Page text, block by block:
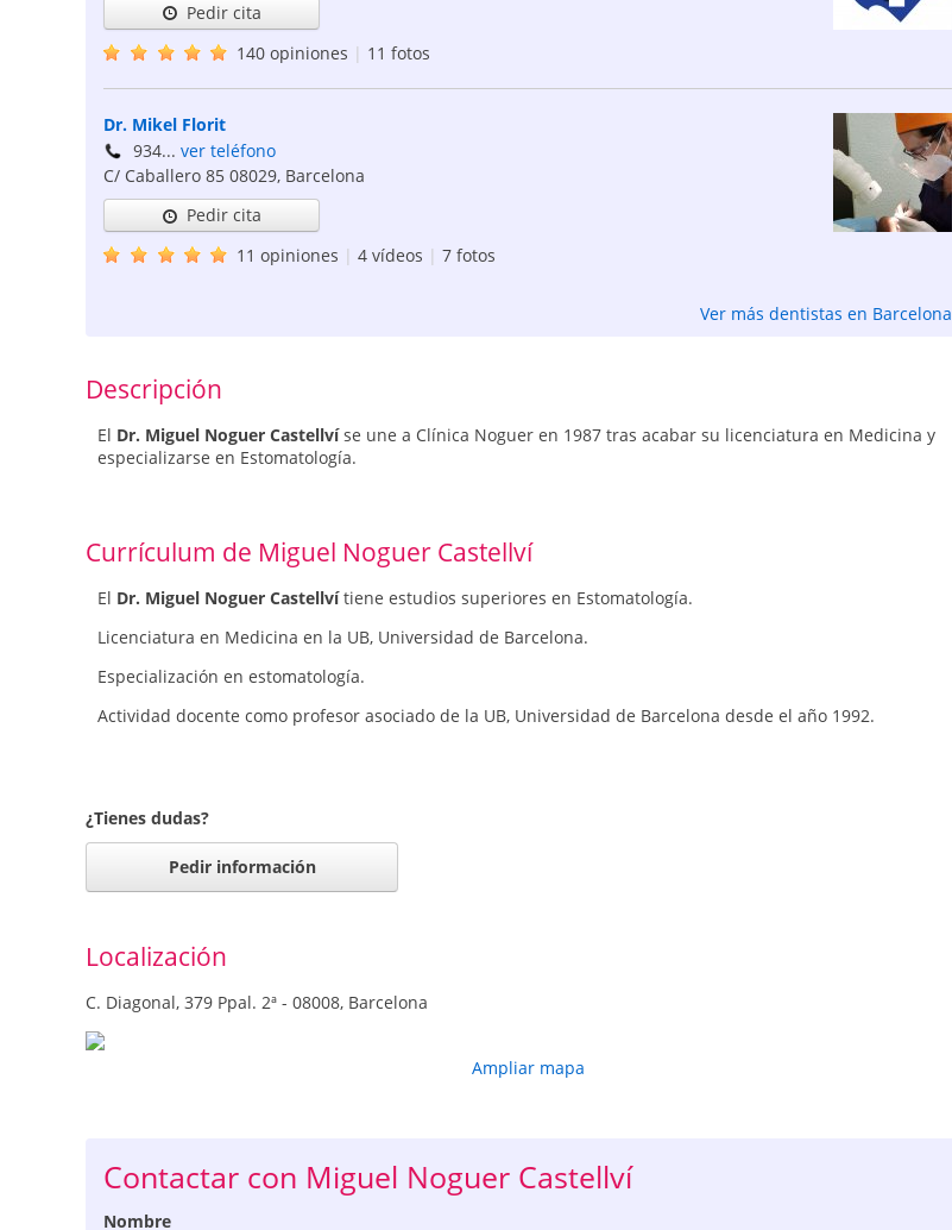
Pedir cita
140 opiniones | 11 fotos
Dr. Mikel Florit
934... ver teléfono
C/ Caballero 85 08029, Barcelona
Pedir cita
11 opiniones | 4 vídeos | 7 fotos
Ver más dentistas en Barcelona
Descripción
El Dr. Miguel Noguer Castellvíse une a Clínica Noguer en 1987 tras acabar su licenciatura en Medicina y
especializarse en Estomatología.
Currículum de Miguel Noguer Castellví
El Dr. Miguel Noguer Castellvítiene estudios superiores en Estomatología.
Licenciatura en Medicina en la UB, Universidad de Barcelona.
Especialización en estomatología.
Actividad docente como profesor asociado de la UB, Universidad de Barcelona desde el año 1992.
¿Tienes dudas?
Pedir información
Localización
C. Diagonal, 379 Ppal. 2ª - 08008, Barcelona
Ampliar mapa
Contactar con Miguel Noguer Castellví
Nombre